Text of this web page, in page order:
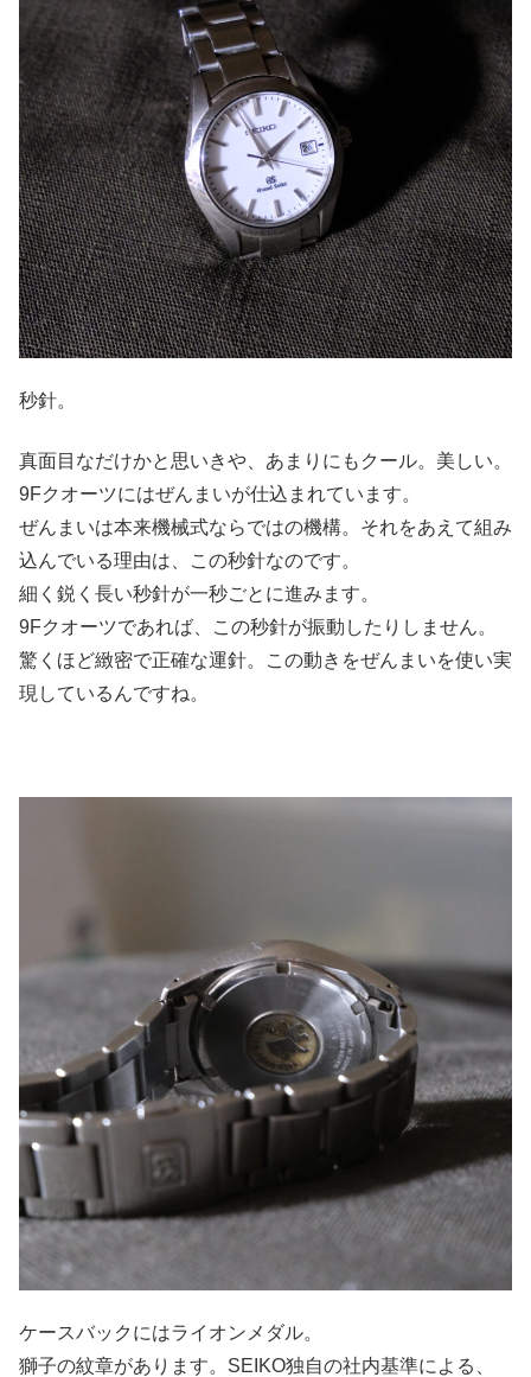
秒針。
真面目なだけかと思いきや、あまりにもクール。美しい。
9Fクオーツにはぜんまいが仕込まれています。
ぜんまいは本来機械式ならではの機構。それをあえて組み
込んでいる理由は、この秒針なのです。
細く鋭く長い秒針が一秒ごとに進みます。
9Fクオーツであれば、この秒針が振動したりしません。
驚くほど緻密で正確な運針。この動きをぜんまいを使い実
現しているんですね。
ケースバックにはライオンメダル。
獅子の紋章があります。SEIKO独自の社内基準による、